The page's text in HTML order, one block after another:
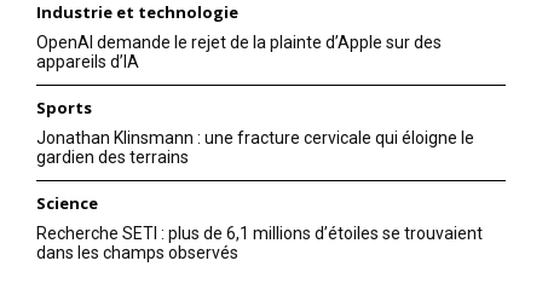
Industrie et technologie
OpenAI demande le rejet de la plainte d’Apple sur des
appareils d’IA
Sports
Jonathan Klinsmann : une fracture cervicale qui éloigne le
gardien des terrains
Science
Recherche SETI : plus de 6,1 millions d’étoiles se trouvaient
dans les champs observés